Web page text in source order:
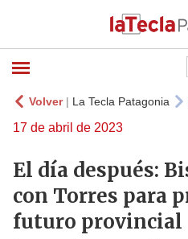
Volver| La Tecla Patagonia
17 de abril de 2023
El día después:
con Torres para
futuro provincial